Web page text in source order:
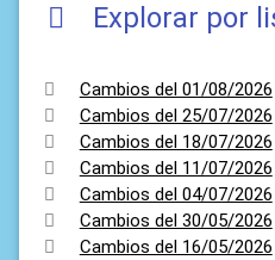
Explorar por
Cambios del 01/08/2026
Cambios del 25/07/2026
Cambios del 18/07/2026
Cambios del 11/07/2026
Cambios del 04/07/2026
Cambios del 30/05/2026
Cambios del 16/05/2026